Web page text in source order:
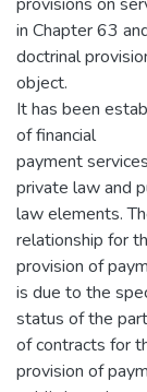
in Chapter 63
doctrinal
object.
It has been
of financial
payment
private law and
law elements.
relationship for
provision of
is due to the
status of the
of contracts for
provision of